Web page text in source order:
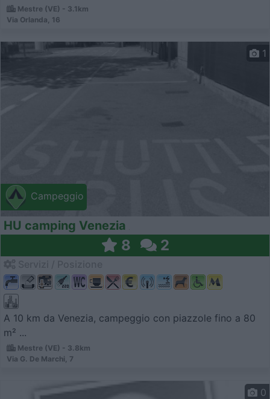
Mestre (VE) - 3.1km
Via Orlanda, 16
Campeggio
1
HU camping Venezia
8 2
A 10 km da Venezia, campeggio con piazzole fino a 80
m² ...
Mestre (VE) - 3.8km
Via G. De Marchi, 7
0